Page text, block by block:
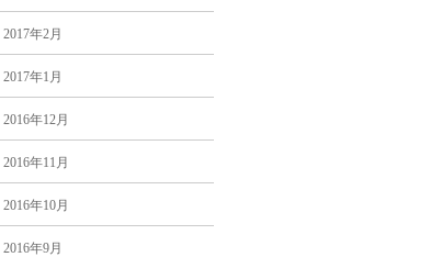
2017年2月
2017年1月
2016年12月
2016年11月
2016年10月
2016年9月